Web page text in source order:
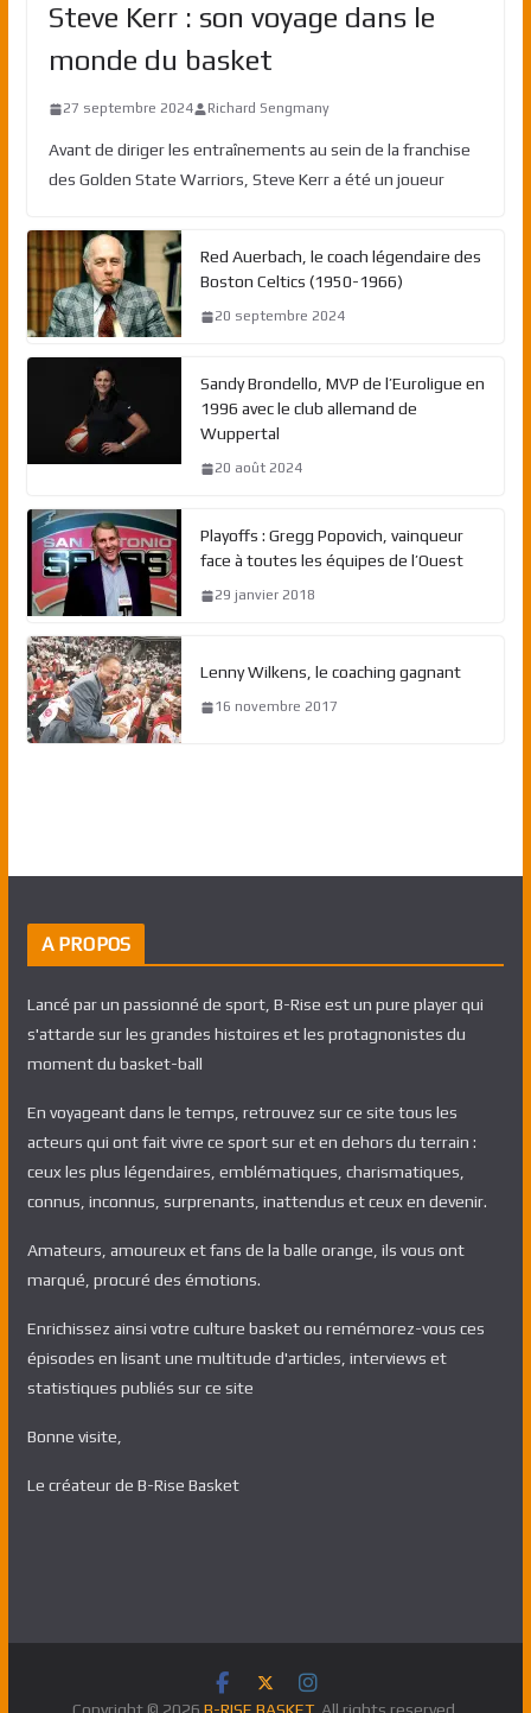
Steve Kerr : son voyage dans le
monde du basket
27 septembre 2024 Richard Sengmany
Avant de diriger les entraînements au sein de la franchise
des Golden State Warriors, Steve Kerr a été un joueur
Red Auerbach, le coach légendaire des
Boston Celtics (1950-1966)
20 septembre 2024
Sandy Brondello, MVP de l’Euroligue en
1996 avec le club allemand de
Wuppertal
20 août 2024
Playoffs : Gregg Popovich, vainqueur
face à toutes les équipes de l’Ouest
29 janvier 2018
Lenny Wilkens, le coaching gagnant
16 novembre 2017
A PROPOS
Lancé par un passionné de sport, B-Rise est un pure player qui
s'attarde sur les grandes histoires et les protagnonistes du
moment du basket-ball
En voyageant dans le temps, retrouvez sur ce site tous les
acteurs qui ont fait vivre ce sport sur et en dehors du terrain :
ceux les plus légendaires, emblématiques, charismatiques,
connus, inconnus, surprenants, inattendus et ceux en devenir.
Amateurs, amoureux et fans de la balle orange, ils vous ont
marqué, procuré des émotions.
Enrichissez ainsi votre culture basket ou remémorez-vous ces
épisodes en lisant une multitude d'articles, interviews et
statistiques publiés sur ce site
Bonne visite,
Le créateur de B-Rise Basket